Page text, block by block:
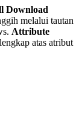
Download
melalui tautan
Attribute
atas atribut